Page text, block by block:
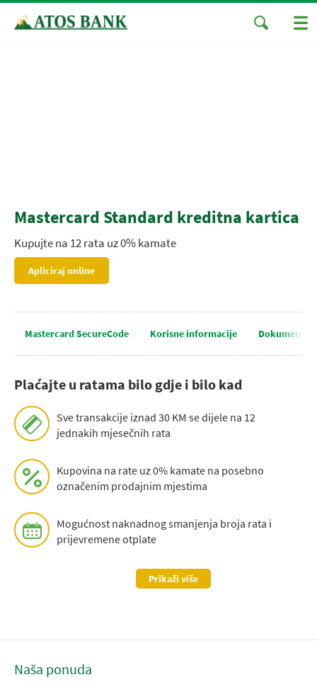
Mastercard Standard kreditna kartica
Kupujte na 12 rata uz 0% kamate
Apliciraj online
Mastercard SecureCode Korisne informacije Dokumenti
Plaćajte u ratama bilo gdje i bilo kad
Sve transakcije iznad 30 KM se dijele na 12
jednakih mjesečnih rata
Kupovina na rate uz 0% kamate na posebno
označenim prodajnim mjestima
Mogućnost naknadnog smanjenja broja rata i
prijevremene otplate
Prikaži više
Naša ponuda